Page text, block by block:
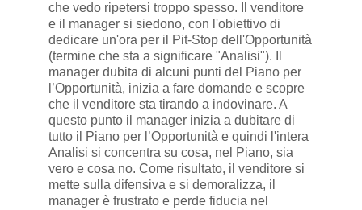
che vedo ripetersi troppo spesso. Il venditore
e il manager si siedono, con l'obiettivo di
dedicare un'ora per il Pit-Stop dell'Opportunità
(termine che sta a significare "Analisi"). Il
manager dubita di alcuni punti del Piano per
l’Opportunità, inizia a fare domande e scopre
che il venditore sta tirando a indovinare. A
questo punto il manager inizia a dubitare di
tutto il Piano per l’Opportunità e quindi l'intera
Analisi si concentra su cosa, nel Piano, sia
vero e cosa no. Come risultato, il venditore si
mette sulla difensiva e si demoralizza, il
manager è frustrato e perde fiducia nel